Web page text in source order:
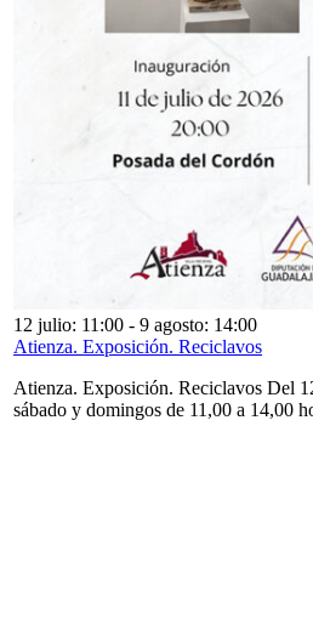
12 julio: 11:00 - 9 agosto: 14:00
Atienza. Exposición. Reciclavos
Atienza. Exposición. Reciclavos Del
sábado y domingos de 11,00 a 14,00